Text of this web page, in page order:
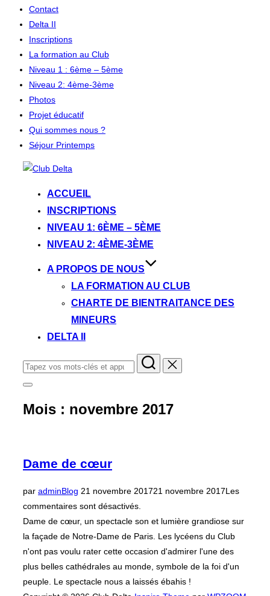
Contact
Delta II
Inscriptions
La formation au Club
Niveau 1 : 6ème – 5ème
Niveau 2: 4ème-3ème
Photos
Projet éducatif
Qui sommes nous ?
Séjour Printemps
ACCUEIL
INSCRIPTIONS
NIVEAU 1: 6ÈME – 5ÈME
NIVEAU 2: 4ÈME-3ÈME
A PROPOS DE NOUS
LA FORMATION AU CLUB
CHARTE DE BIENTRAITANCE DES
MINEURS
DELTA II
Rechercher :
Permuter
colonne
latérale
Mois : novembre 2017
Dame de cœur
par adminBlog Publié
le
21 novembre 201721 novembre 2017Les
commentaires sont désactivés.
Dame de cœur, un spectacle son et lumière grandiose sur
la façade de Notre-Dame de Paris. Les lycéens du Club
n'ont pas voulu rater cette occasion d'admirer l'une des
plus belles cathédrales au monde, symbole de la foi d'un
peuple. Le spectacle nous a laissés ébahis !